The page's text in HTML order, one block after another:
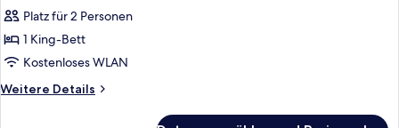
1 King-
Bett
anzeigen
Platz für 2 Personen
1 King-Bett
Kostenloses WLAN
Weitere Details
Weitere